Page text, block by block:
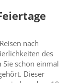
nach
des
schon einmal
Dieser